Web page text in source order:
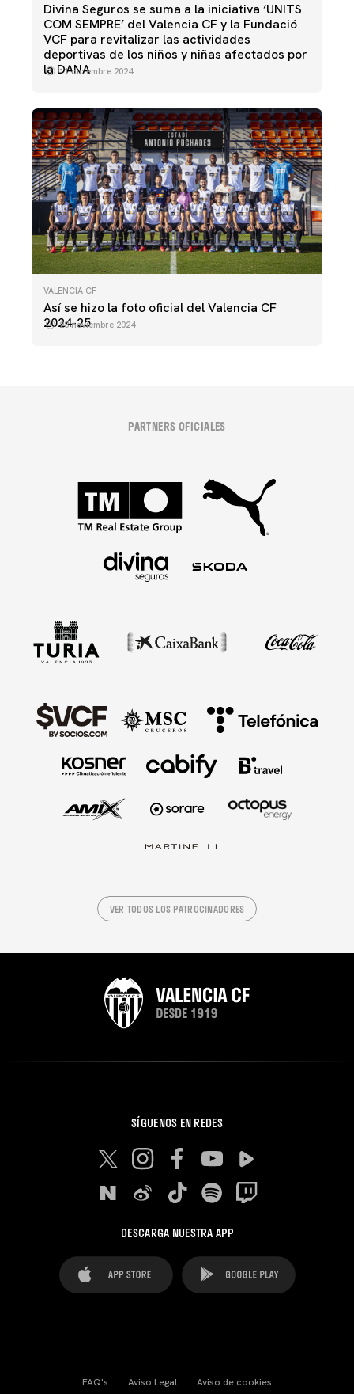
Divina Seguros se suma a la iniciativa ‘UNITS
COM SEMPRE’ del Valencia CF y la Fundació
VCF para revitalizar las actividades
deportivas de los niños y niñas afectados por
la DANA
11 diciembre 2024
VALENCIA CF
Así se hizo la foto oficial del Valencia CF
2024-25
28 noviembre 2024
PARTNERS OFICIALES
VER TODOS LOS PATROCINADORES
SÍGUENOS EN REDES
DESCARGA NUESTRA APP
FAQ's Aviso Legal Aviso de cookies